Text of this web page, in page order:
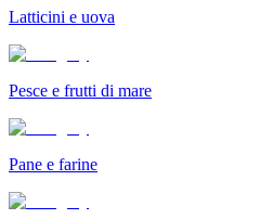
Latticini e uova
Pesce e frutti di mare
Pane e farine